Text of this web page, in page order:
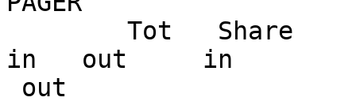
in   out     in